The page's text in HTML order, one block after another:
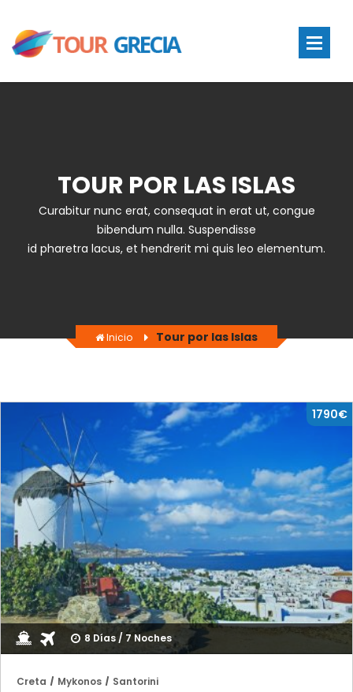
TOUR POR LAS ISLAS
Curabitur nunc erat, consequat in erat ut, congue
bibendum nulla. Suspendisse
id pharetra lacus, et hendrerit mi quis leo elementum.
Inicio Tour por las Islas
8 Días / 7 Noches
1790€
Creta Mykonos Santorini